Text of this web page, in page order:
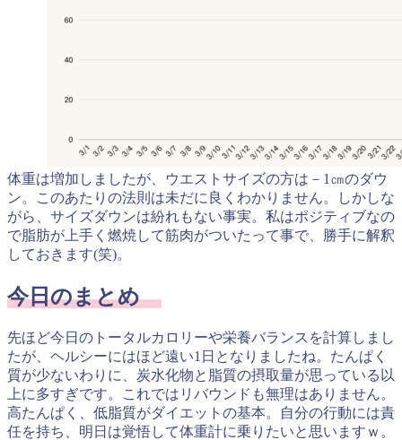
体重は増加しましたが、ウエストサイズの方は－1㎝のダウ
ン。このあたりの法則は未だに良くわかりません。しかしな
がら、サイズダウンは紛れもない事実。私はポジティブなの
で脂肪が上手く燃焼して筋肉がついたって事で、勝手に解釈
しておきます(笑)。
今日のまとめ
先ほど今日のトータルカロリーや栄養バランスを計算しまし
たが、ヘルシーにはほど遠い1日となりましたね。たんぱく
質が少ないわりに、炭水化物と脂質の摂取量が思っている以
上に多すぎです。これではリバウンドも無理はありません。
高たんぱく、低脂質がダイエットの基本。自分の行動には責
任を持ち、明日は覚悟して体重計に乗りたいと思いますｗ。